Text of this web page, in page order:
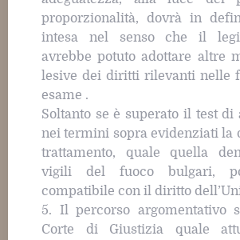
proporzionalità, dovrà in
intesa nel senso che il
avrebbe potuto adottare altre
lesive dei diritti rilevanti nelle
esame .
Soltanto se è superato il test di
nei termini sopra evidenziati la
trattamento, quale quella
vigili del fuoco bulgari,
compatibile con il diritto
5. Il percorso argomentativo
Corte di Giustizia quale